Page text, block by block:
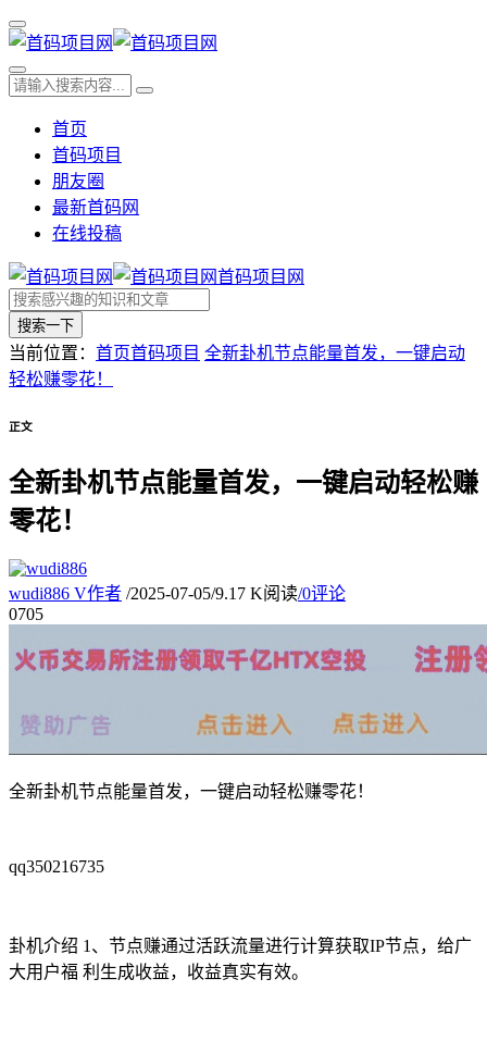
首页
首码项目
朋友圈
最新首码网
在线投稿
首码项目网
搜索一下
当前位置： 首页首码项目 全新卦机节点能量首发，一键启动
轻松赚零花！
正文
全新卦机节点能量首发，一键启动轻松赚
零花！
wudi886 V作者 /2025-07-05/9.17 K阅读/0评论
0705
全新卦机节点能量首发，一键启动轻松赚零花！
qq350216735
卦机介绍 1、节点赚通过活跃流量进行计算获取IP节点，给广
大用户福 利生成收益，收益真实有效。